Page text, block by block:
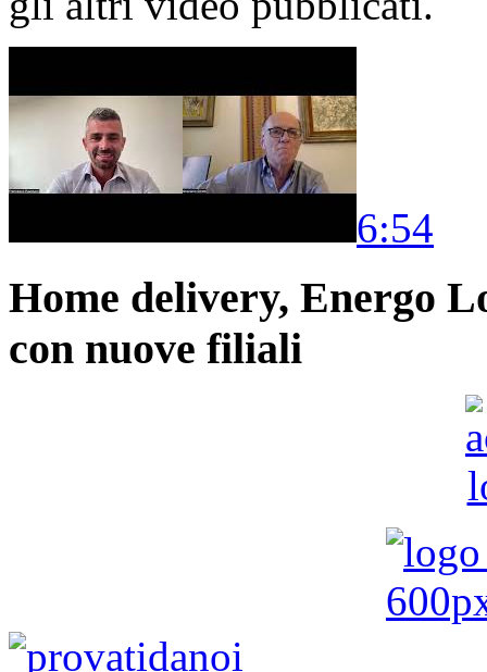
6:54
Home delivery, Energo
con nuove filiali